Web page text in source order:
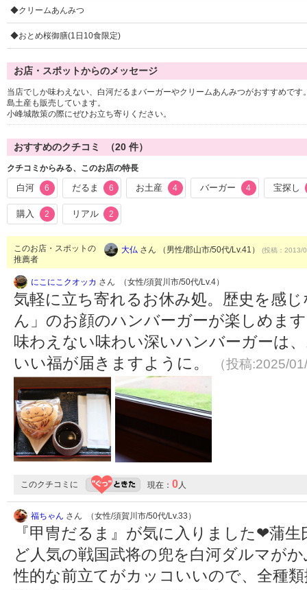
◆クリームあんみつ
◆おとめ桜御膳(1日10食限定)
お店・スポットからのメッセージ
当店でしか味わえない、白河だるまバーガーやクリームあんみつがおすすめで
島土産も販売しています。
小峰城散策の際にぜひお立ち寄りください。
おすすめのクチコミ （20 件）
クチコミからみる、このお店の特長
白河 6 だるま 6 お土産 4 バーガー 4 宝探し
購入 2 リアル 2
このお店・スポットの
推薦者
大仏 さん （男性/郡山市/50代/Lv.41） (投稿：2013/
にこにこクオッカ さん （女性/須賀川市/50代/Lv.4）
気軽に立ち寄れるお休み処。歴史を感
ん」のお顔のハンバーガーが楽しめま
味わえない味わい深いハンバーガーは
いい福が届きますように。
（投稿:2025/
このクチコミに 現在： 0人
福ちゃん さん （女性/須賀川市/50代/Lv.33）
『甲冑だるま』が気に入りました❤︎蒲
ど人気の戦国武将の兜を白河ダルマが
性的な前立てがカッコいいので、全種